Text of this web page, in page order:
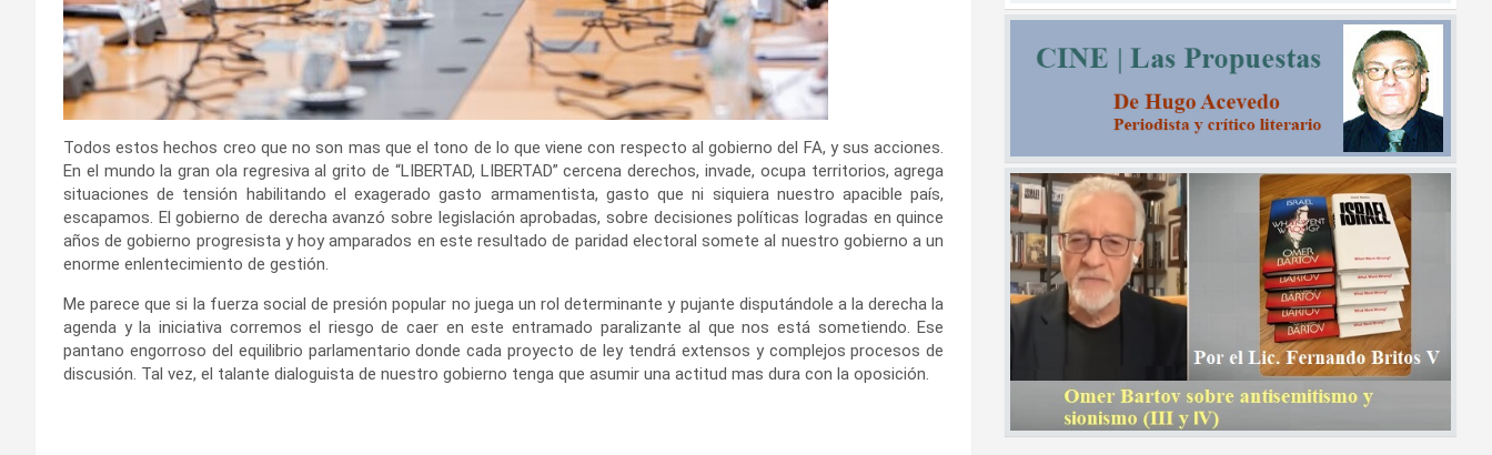
Todos estos hechos creo que no son mas que el tono de lo que viene con respecto al gobierno del FA, y sus acciones.
En el mundo la gran ola regresiva al grito de “LIBERTAD, LIBERTAD” cercena derechos, invade, ocupa territorios, agrega
situaciones de tensión habilitando el exagerado gasto armamentista, gasto que ni siquiera nuestro apacible país,
escapamos. El gobierno de derecha avanzó sobre legislación aprobadas, sobre decisiones políticas logradas en quince
años de gobierno progresista y hoy amparados en este resultado de paridad electoral somete al nuestro gobierno a un
enorme enlentecimiento de gestión.
Me parece que si la fuerza social de presión popular no juega un rol determinante y pujante disputándole a la derecha la
agenda y la iniciativa corremos el riesgo de caer en este entramado paralizante al que nos está sometiendo. Ese
pantano engorroso del equilibrio parlamentario donde cada proyecto de ley tendrá extensos y complejos procesos de
discusión. Tal vez, el talante dialoguista de nuestro gobierno tenga que asumir una actitud mas dura con la oposición.